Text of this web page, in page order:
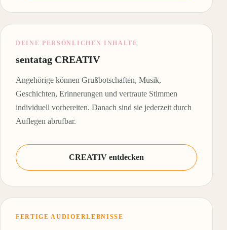
DEINE PERSÖNLICHEN INHALTE
sentatag CREATIV
Angehörige können Grußbotschaften, Musik,
Geschichten, Erinnerungen und vertraute Stimmen
individuell vorbereiten. Danach sind sie jederzeit durch
Auflegen abrufbar.
CREATIV entdecken
FERTIGE AUDIOERLEBNISSE